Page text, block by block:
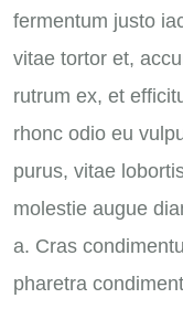
fermentum justo
vitae tortor et,
rutrum ex, et
rhonc odio eu
purus, vitae
molestie augue
a. Cras
pharetra